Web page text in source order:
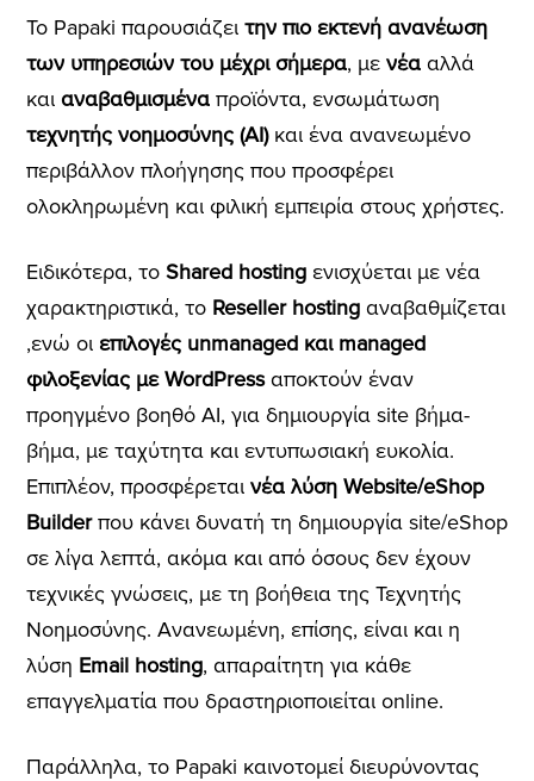
Το Papaki παρουσιάζει την πιο εκτενή ανανέωση
των υπηρεσιών του μέχρι σήμερα, με νέααλλά
και αναβαθμισμέναπροϊόντα, ενσωμάτωση
τεχνητής νοημοσύνης (AI)και ένα ανανεωμένο
περιβάλλον πλοήγησης που προσφέρει
ολοκληρωμένη και φιλική εμπειρία στους χρήστες.
Ειδικότερα, το Shared hostingενισχύεται με νέα
χαρακτηριστικά, το Reseller hostingαναβαθμίζεται
,ενώ οι επιλογές unmanaged και managed
φιλοξενίας με WordPressαποκτούν έναν
προηγμένο βοηθό AI, για δημιουργία site βήμα-
βήμα, με ταχύτητα και εντυπωσιακή ευκολία.
Επιπλέον, προσφέρεται νέα λύση Website/eShop
Builderπου κάνει δυνατή τη δημιουργία site/eShop
σε λίγα λεπτά, ακόμα και από όσους δεν έχουν
τεχνικές γνώσεις, με τη βοήθεια της Τεχνητής
Νοημοσύνης. Ανανεωμένη, επίσης, είναι και η
λύση Email hosting, απαραίτητη για κάθε
επαγγελματία που δραστηριοποιείται online.
Παράλληλα, το Papaki καινοτομεί διευρύνοντας